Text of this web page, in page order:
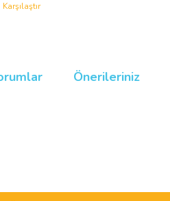
Karşılaştır
Önerileriniz